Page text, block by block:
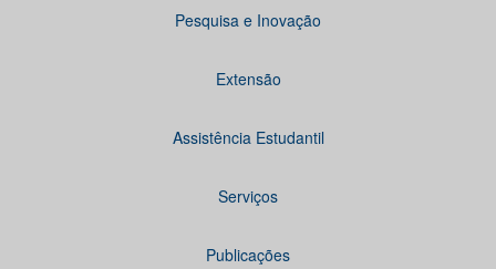
Pesquisa e Inovação
Extensão
Assistência Estudantil
Serviços
Publicações